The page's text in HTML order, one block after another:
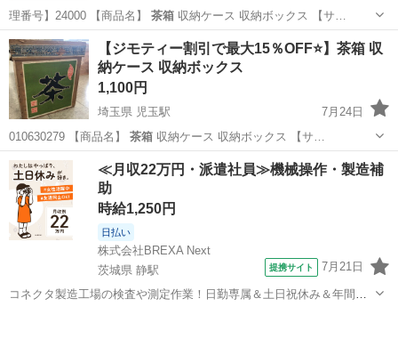
理番号】24000 【商品名】 茶箱 収納ケース 収納ボックス 【サ…
埼玉 本庄市 収納家具 リユースマーケット
【ジモティー割引で最大15％OFF⭐️】茶箱 収
納ケース 収納ボックス
1,100円
埼玉県 児玉駅
7月24日
010630279 【商品名】 茶箱 収納ケース 収納ボックス 【サ…
埼玉 本庄市 児玉駅 収納家具 リユースマーケット
≪月収22万円・派遣社員≫機械操作・製造補
助
時給1,250円
日払い
株式会社BREXA Next
茨城県 静駅
提携サイト 7月21日
コネクタ製造工場の検査や測定作業！日勤専属＆土日祝休み＆年間休